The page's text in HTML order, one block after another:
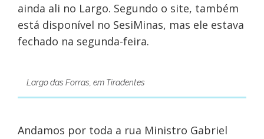
ainda ali no Largo. Segundo o site, também
está disponível no SesiMinas, mas ele estava
fechado na segunda-feira.
Largo das Forras, em Tiradentes
Andamos por toda a rua Ministro Gabriel